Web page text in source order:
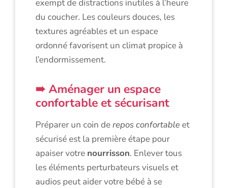
exempt de distractions inutiles à l’heure
du coucher. Les couleurs douces, les
textures agréables et un espace
ordonné favorisent un climat propice à
l’endormissement.
Aménager un espace
confortable et sécurisant
Préparer un coin derepos confortableet
sécurisé est la première étape pour
apaiser votre nourrisson. Enlever tous
les éléments perturbateurs visuels et
audios peut aider votre bébé à se